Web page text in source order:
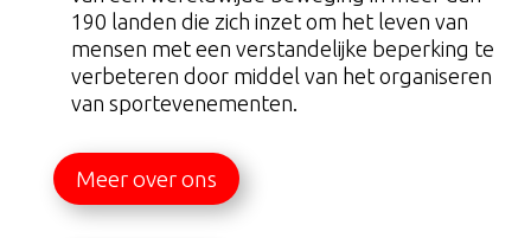
190 landen die zich inzet om het leven van
mensen met een verstandelijke beperking te
verbeteren door middel van het organiseren
van sportevenementen.
Meer over ons